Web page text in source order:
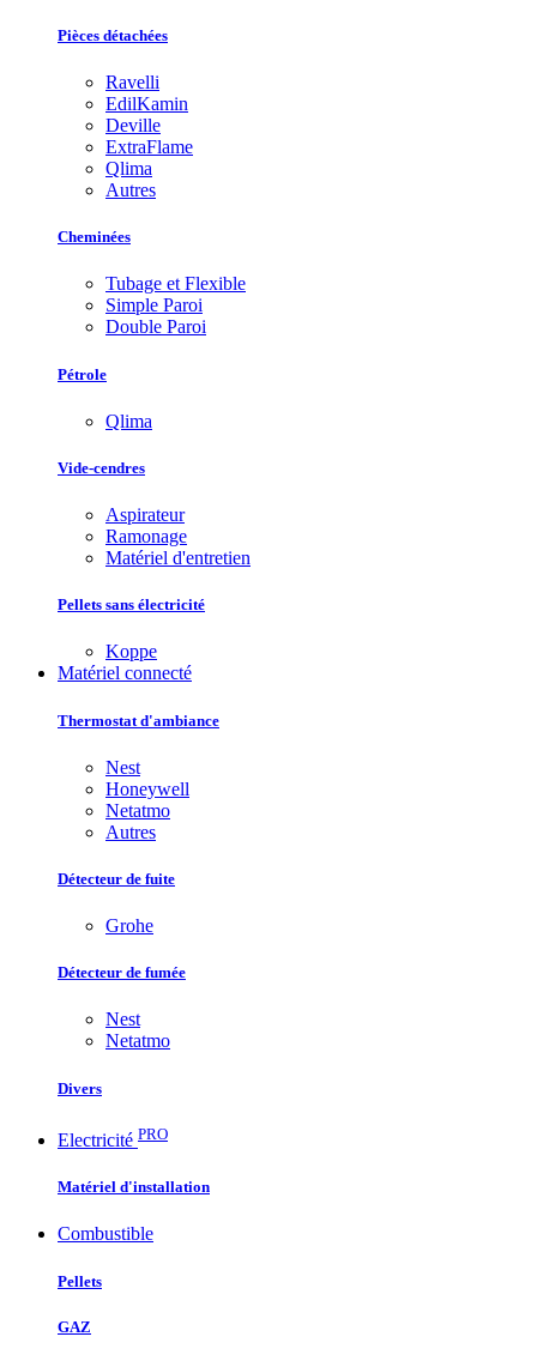
Pièces détachées
Ravelli
EdilKamin
Deville
ExtraFlame
Qlima
Autres
Cheminées
Tubage et Flexible
Simple Paroi
Double Paroi
Pétrole
Qlima
Vide-cendres
Aspirateur
Ramonage
Matériel d'entretien
Pellets sans électricité
Koppe
Matériel connecté
Thermostat d'ambiance
Nest
Honeywell
Netatmo
Autres
Détecteur de fuite
Grohe
Détecteur de fumée
Nest
Netatmo
Divers
Electricité PRO
Matériel d'installation
Combustible
Pellets
GAZ